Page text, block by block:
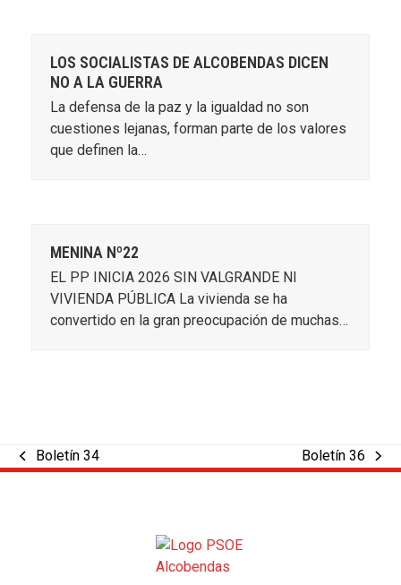
LOS SOCIALISTAS DE ALCOBENDAS DICEN
NO A LA GUERRA
La defensa de la paz y la igualdad no son
cuestiones lejanas, forman parte de los valores
que definen la…
MENINA Nº22
EL PP INICIA 2026 SIN VALGRANDE NI
VIVIENDA PÚBLICA La vivienda se ha
convertido en la gran preocupación de muchas…
previous
Boletín 34
next
Boletín 36